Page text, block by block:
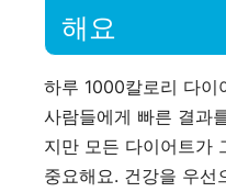
해요
하루 1000칼로리 다이
사람들에게 빠른 결과
지만 모든 다이어트가
중요해요. 건강을 우